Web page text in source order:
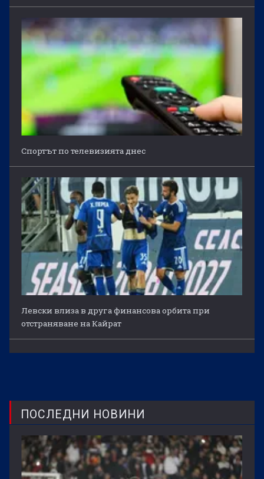
Спортът по телевизията днес
Левски влиза в друга финансова орбита при
отстраняване на Кайрат
ПОСЛЕДНИ НОВИНИ